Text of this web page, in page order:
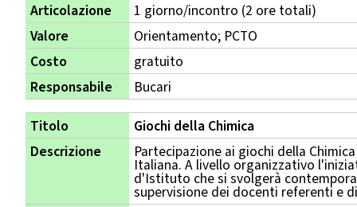
Articolazione
1 giorno/incontro (2 ore totali)
Valore
Orientamento; PCTO
Costo
gratuito
Responsabile
Bucari
Titolo
Giochi della Chimica
Descrizione
Partecipazione ai giochi della
Italiana. A livello organizzativo
d'Istituto che si svolgerà
supervisione dei docenti referenti e